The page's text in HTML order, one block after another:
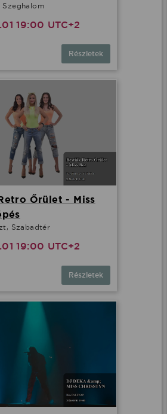
Szeghalom
19:00 UTC+2
Részletek
Őrület - Miss
Szabadtér
19:00 UTC+2
Részletek